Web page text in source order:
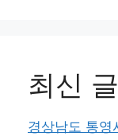
최신 글
경상남도 통영